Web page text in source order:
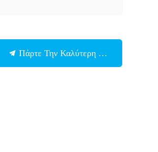
Πάρτε Την Καλύτερη Τιμή